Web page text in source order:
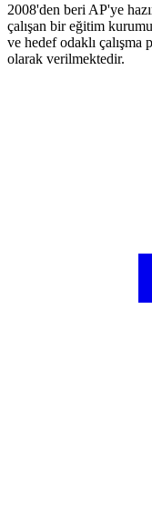
2008'den beri AP'ye
çalışan bir eğitim
ve hedef odaklı çalışma
olarak verilmektedir.